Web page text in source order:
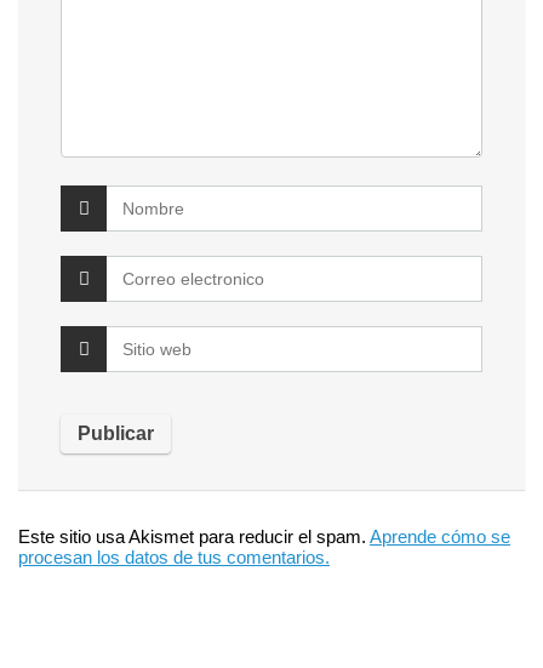
Este sitio usa Akismet para reducir el spam. Aprende cómo se
procesan los datos de tus comentarios.